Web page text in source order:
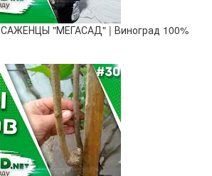
"МЕГАСАД" | Виноград 100%